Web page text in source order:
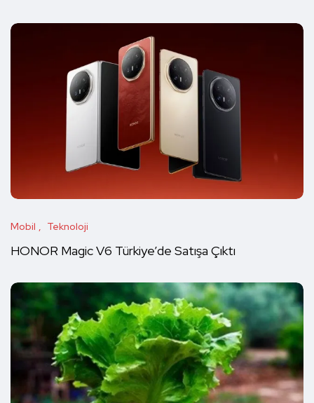
Mobil Teknoloji
HONOR Magic V6 Türkiye’de Satışa Çıktı